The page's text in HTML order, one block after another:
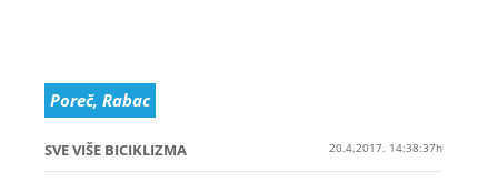
Poreč, Rabac
SVE VIŠE BICIKLIZMA 20.4.2017. 14:38:37h